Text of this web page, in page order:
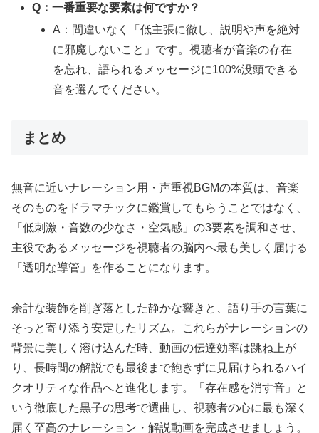
Q：一番重要な要素は何ですか？
A：間違いなく「低主張に徹し、説明や声を絶対
に邪魔しないこと」です。視聴者が音楽の存在
を忘れ、語られるメッセージに100%没頭できる
音を選んでください。
まとめ
無音に近いナレーション用・声重視BGMの本質は、音楽
そのものをドラマチックに鑑賞してもらうことではなく、
「低刺激・音数の少なさ・空気感」の3要素を調和させ、
主役であるメッセージを視聴者の脳内へ最も美しく届ける
「透明な導管」を作ることになります。
余計な装飾を削ぎ落とした静かな響きと、語り手の言葉に
そっと寄り添う安定したリズム。これらがナレーションの
背景に美しく溶け込んだ時、動画の伝達効率は跳ね上が
り、長時間の解説でも最後まで飽きずに見届けられるハイ
クオリティな作品へと進化します。「存在感を消す音」と
いう徹底した黒子の思考で選曲し、視聴者の心に最も深く
届く至高のナレーション・解説動画を完成させましょう。